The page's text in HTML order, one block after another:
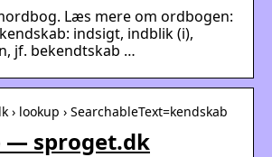
Læs mere om ordbogen:
indsigt, indblik (i),
jf. bekendtskab …
lookup › SearchableText=kendskab
— sproget.dk